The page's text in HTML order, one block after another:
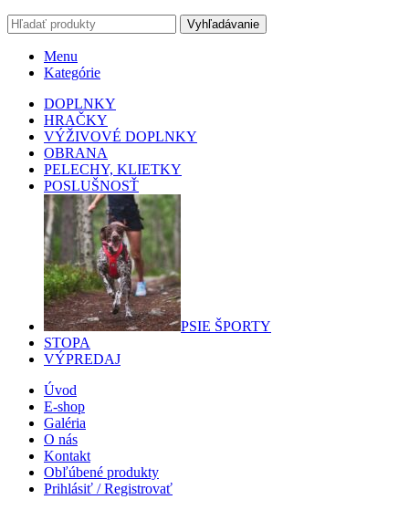
Vyhľadávanie
Menu
Kategórie
DOPLNKY
HRAČKY
VÝŽIVOVÉ DOPLNKY
OBRANA
PELECHY, KLIETKY
POSLUŠNOSŤ
PSIE ŠPORTY
STOPA
VÝPREDAJ
Úvod
E-shop
Galéria
O nás
Kontakt
Obľúbené produkty
Prihlásiť / Registrovať